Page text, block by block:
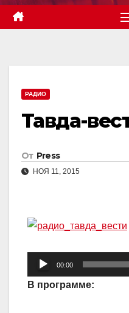
РАДИО
Тавда-
От Press
НОЯ 11, 2015
Аудиоплеер
00:00
В программе: